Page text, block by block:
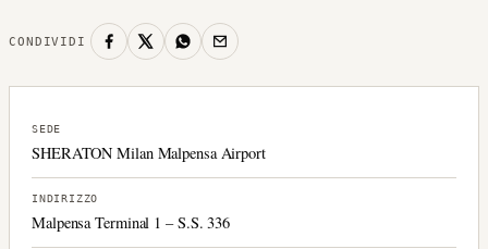
CONDIVIDI
SEDE
SHERATON Milan Malpensa Airport
INDIRIZZO
Malpensa Terminal 1 – S.S. 336